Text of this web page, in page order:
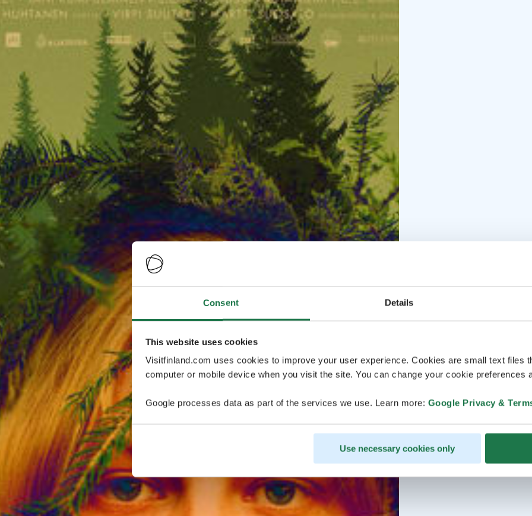
Consent Details
This website uses cookies
Visitfinland.com uses cookies to improve your user experience. Cookies are small text files
computer or mobile device when you visit the site. You can change your cookie preferences
Google processes data as part of the services we use. Learn more: Google Privacy &
Use necessary cookies only